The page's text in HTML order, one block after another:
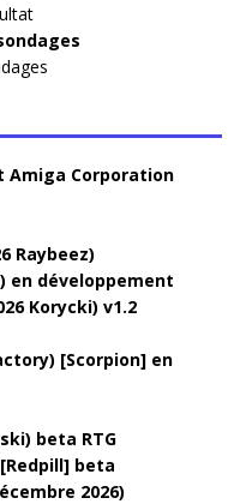
Amiga Corporation
Raybeez)
en développement
Korycki) v1.2
[Scorpion] en
beta RTG
beta
2026)